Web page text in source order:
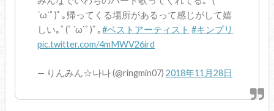
´ω`ﾟ)ﾟ｡帰ってくる場所があるって感じがして嬉
しい｡ﾟ(ﾟ´ω`ﾟ)ﾟ｡#ベストアーティスト #キンプリ
pic.twitter.com/4mMWV26ird
— りんみん☆나나 (@ringmin07)2018年11月28日